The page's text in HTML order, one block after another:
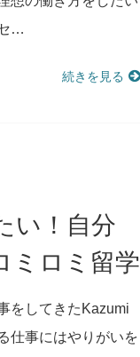
…
続きを見る
い！自分
ミロミ留学
をしてきたKazumi
仕事にはやりがいを